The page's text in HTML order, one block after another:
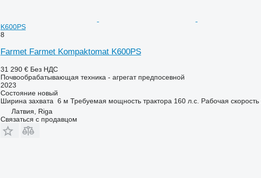
K600PS
8
Farmet Farmet Kompaktomat K600PS
31 290 € Без НДС
Почвообрабатывающая техника - агрегат предпосевной
2023
Состояниеновый
Ширина захвата 6 м Требуемая мощность трактора 160 л.с. Рабочая скорость
Латвия, Riga
Связаться с продавцом